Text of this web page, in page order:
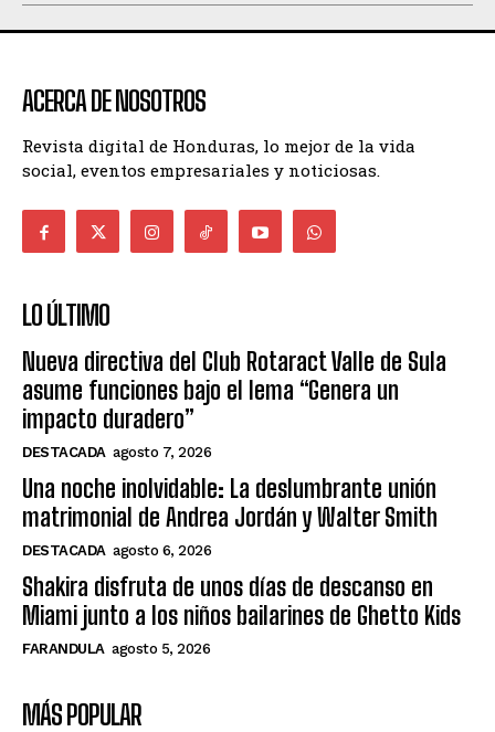
ACERCA DE NOSOTROS
Revista digital de Honduras, lo mejor de la vida
social, eventos empresariales y noticiosas.
LO ÚLTIMO
Nueva directiva del Club Rotaract Valle de Sula
asume funciones bajo el lema “Genera un
impacto duradero”
DESTACADA agosto 7, 2026
Una noche inolvidable: La deslumbrante unión
matrimonial de Andrea Jordán y Walter Smith
DESTACADA agosto 6, 2026
Shakira disfruta de unos días de descanso en
Miami junto a los niños bailarines de Ghetto Kids
FARANDULA agosto 5, 2026
MÁS POPULAR